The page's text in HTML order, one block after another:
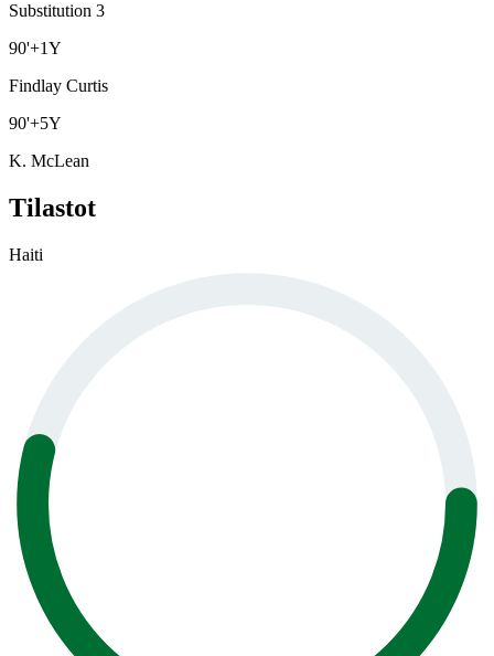
Substitution 3
90'+1Y
Findlay Curtis
90'+5Y
K. McLean
Tilastot
Haiti